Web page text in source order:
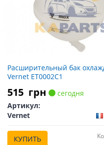
Расширительный бак
Vernet ET0002C1
515 грн
сегодня
Артикул:
Vernet
КУПИТЬ